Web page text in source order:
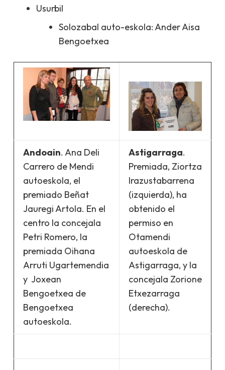
Usurbil
Solozabal auto-eskola: Ander Aisa
Bengoetxea
Andoain. Ana Deli
Carrero de Mendi
autoeskola, el
premiado Beñat
Jauregi Artola. En el
centro la concejala
Petri Romero, la
premiada Oihana
Arruti Ugartemendia
y Joxean
Bengoetxea de
Bengoetxea
autoeskola.
Astigarraga.
Premiada, Ziortza
Irazustabarrena
(izquierda), ha
obtenido el
permiso en
Otamendi
autoeskola de
Astigarraga, y la
concejala Zorione
Etxezarraga
(derecha).